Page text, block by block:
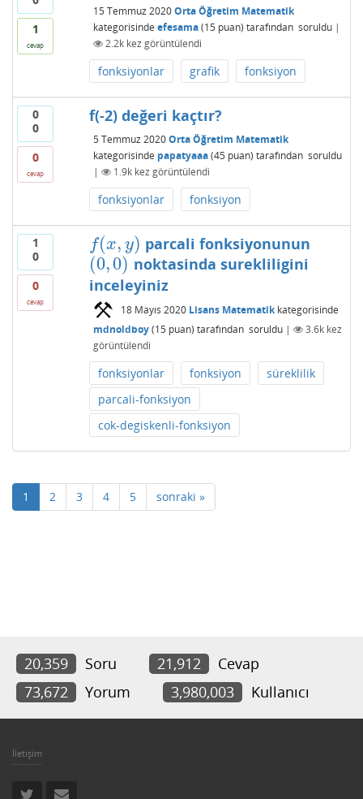
1
cevap
15 Temmuz 2020 Orta Öğretim Matematik
kategorisinde efesama (15 puan) tarafından soruldu |
2.2kkez görüntülendi
fonksiyonlar grafik fonksiyon
0
0
0
cevap
f(-2) değeri kaçtır?
5 Temmuz 2020 Orta Öğretim Matematik
kategorisinde papatyaaa (45 puan) tarafından soruldu
|
1.9kkez görüntülendi
fonksiyonlar fonksiyon
1
0
0
cevap
f(x, y)
f(x,y) parcali fonksiyonunun
(0,0)
(0,0)
noktasinda surekliligini
inceleyiniz
18 Mayıs 2020 Lisans Matematikkategorisinde
mdnoldboy (15 puan) tarafından soruldu | 3.6kkez
görüntülendi
fonksiyonlar fonksiyon
süreklilik
parcali-fonksiyon
cok-degiskenli-fonksiyon
1 2 3 4 5 sonraki »
20,359 Soru 21,912
Cevap
73,672
Yorum 3,980,003 Kullanıcı
İletişim